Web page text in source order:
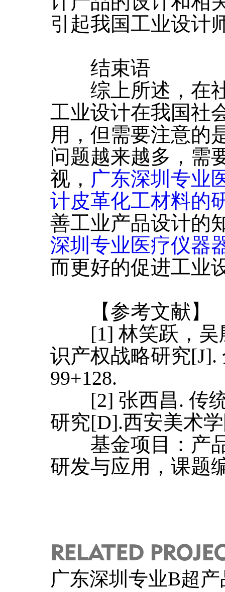
引起我国工业设计
结束语
综上所述，在社
工业设计在我国社
用，但需要注意的
问题越来越多，需
视， 广东深圳专业
计皮革化工材料的
善工业产品设计的
深圳专业医疗仪器
而更好的促进工业
【参考文献】
[1] 林笑跃，吴
识产权战略研究[J].
99+128.
[2] 张西昌. 传统
研究[D].西安美术
基金项目：产品
研发与应用，课题
RELATED
广东深圳专业B超